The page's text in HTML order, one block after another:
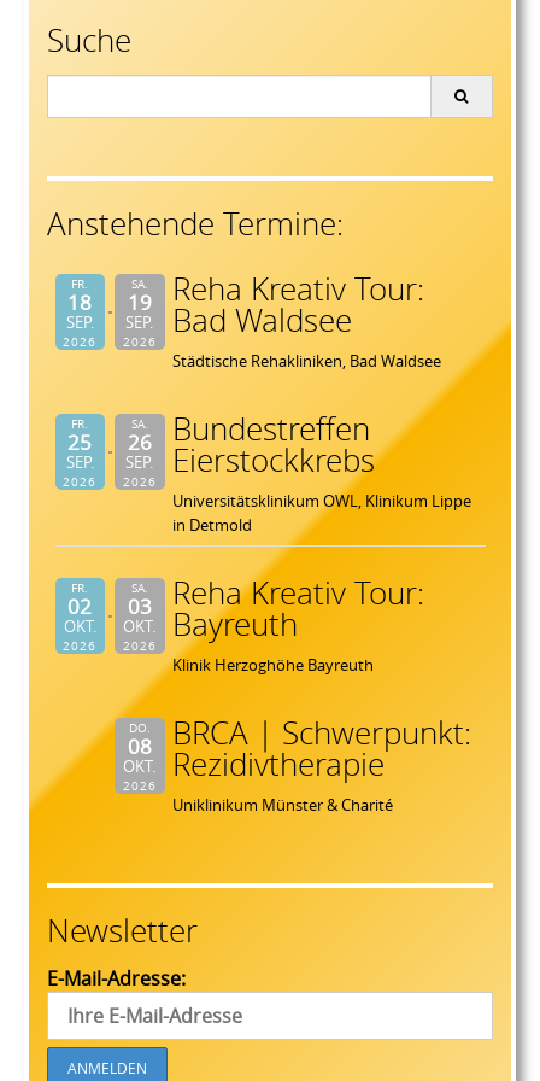
Suche
Anstehende Termine:
FR.
18
SEP.
2026
SA.
19
SEP.
2026
Reha Kreativ Tour:
Bad Waldsee
Städtische Rehakliniken, Bad Waldsee
FR.
25
SEP.
2026
SA.
26
SEP.
2026
Bundestreffen
Eierstockkrebs
Universitätsklinikum OWL, Klinikum Lippe
in Detmold
FR.
02
OKT.
2026
SA.
03
OKT.
2026
Reha Kreativ Tour:
Bayreuth
Klinik Herzoghöhe Bayreuth
DO.
08
OKT.
2026
BRCA | Schwerpunkt:
Rezidivtherapie
Uniklinikum Münster & Charité
Newsletter
E-Mail-Adresse: